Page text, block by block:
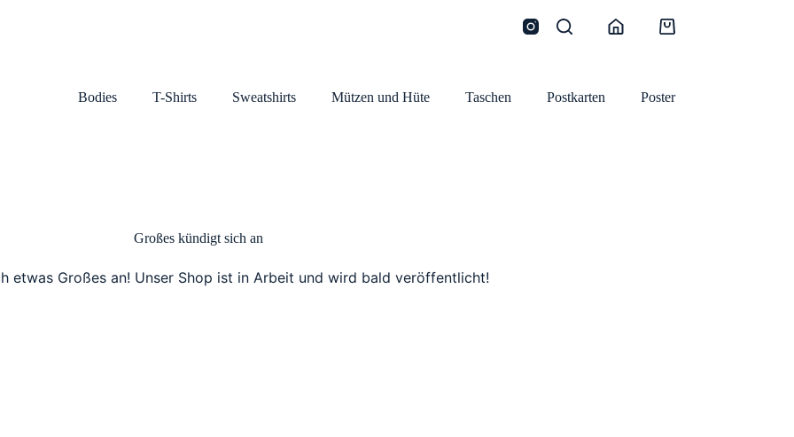
Warenkorb
Bodies T-Shirts Sweatshirts Mützen und Hüte Taschen Postkarten Poster
Großes kündigt sich an
etwas Großes an! Unser Shop ist in Arbeit und wird bald veröffentlicht!